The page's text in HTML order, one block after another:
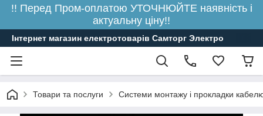
!! Перед Пром-оплатою УТОЧНЮЙТЕ наявність і
актуальну ціну!!
Інтернет магазин електротоварів Самторг Электро
Товари та послуги Системи монтажу і прокладки